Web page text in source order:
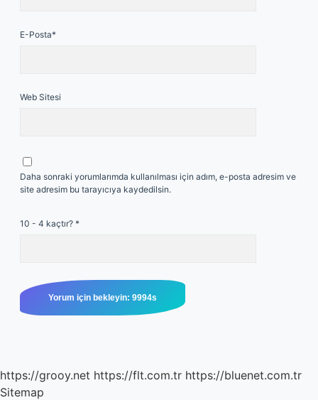
E-Posta*
Web Sitesi
Daha sonraki yorumlarımda kullanılması için adım, e-posta adresim ve
site adresim bu tarayıcıya kaydedilsin.
10 - 4 kaçtır? *
https://grooy.net https://flt.com.tr https://bluenet.com.tr
Sitemap